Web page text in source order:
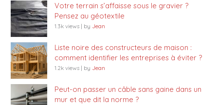
Votre terrain s’affaisse sous le gravier ?
Pensez au géotextile
1.3k views | by Jean
Liste noire des constructeurs de maison :
comment identifier les entreprises à éviter ?
1.2k views | by Jean
Peut-on passer un câble sans gaine dans un
mur et que dit la norme ?